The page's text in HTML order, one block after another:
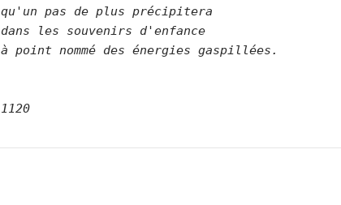
qu'un pas de plus précipitera
dans les souvenirs d'enfance
à point nommé des énergies gaspillées.
1120